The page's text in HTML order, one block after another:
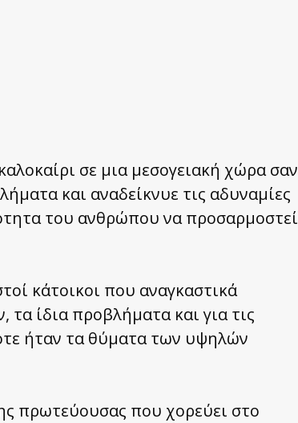
σε μια μεσογειακή χώρα σαν
και αναδείκνυε τις αδυναμίες
του ανθρώπου να προσαρμοστεί
κάτοικοι που αναγκαστικά
ίδια προβλήματα και για τις
ήταν τα θύματα των υψηλών
πρωτεύουσας που χορεύει στο